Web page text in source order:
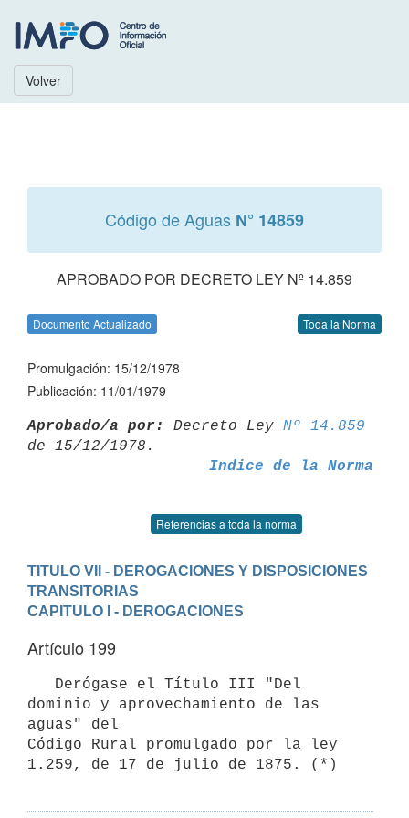
Volver
Código de Aguas N° 14859
APROBADO POR DECRETO LEY Nº 14.859
Documento Actualizado Toda la Norma
Promulgación: 15/12/1978
Publicación: 11/01/1979
Aprobado/a por: Decreto Ley Nº 14.859
Indice de la Norma
Referencias a toda la norma
TITULO VII - DEROGACIONES Y DISPOSICIONES
TRANSITORIAS
CAPITULO I - DEROGACIONES
Artículo 199
dominio y aprovechamiento de las
aguas" del
Código Rural promulgado por la ley